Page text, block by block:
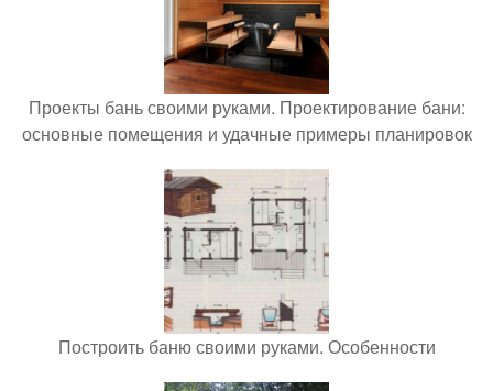
Проекты бань своими руками. Проектирование бани:
основные помещения и удачные примеры планировок
Построить баню своими руками. Особенности